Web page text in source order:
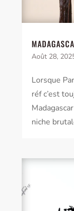
Août 28,
Lorsque
réf c’est
niche